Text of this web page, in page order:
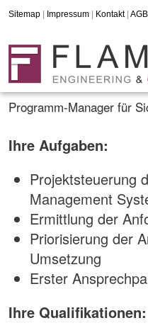
Sitemap Impressum Kontakt| AGB
Programm-Manager für
Ihre Aufgaben:
Projektsteuerung
Management
Ermittlung der
Priorisierung der
Umsetzung
Erster
Ihre Qualifikationen: